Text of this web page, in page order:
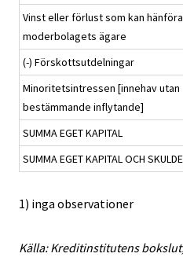
Vinst eller förlust som kan
moderbolagets ägare
(-) Förskottsutdelningar
Minoritetsintressen [innehav utan
bestämmande inflytande]
SUMMA EGET KAPITAL
SUMMA EGET KAPITAL OCH
1) inga observationer
Källa: Kreditinstitutens